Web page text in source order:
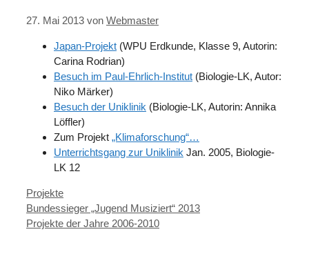
27. Mai 2013 von Webmaster
Japan-Projekt (WPU Erdkunde, Klasse 9, Autorin:
Carina Rodrian)
Besuch im Paul-Ehrlich-Institut (Biologie-LK, Autor:
Niko Märker)
Besuch der Uniklinik (Biologie-LK, Autorin: Annika
Löffler)
Zum Projekt „Klimaforschung“…
Unterrichtsgang zur Uniklinik Jan. 2005, Biologie-
LK 12
Kategorien
Projekte
Bundessieger „Jugend Musiziert“ 2013
Projekte der Jahre 2006-2010